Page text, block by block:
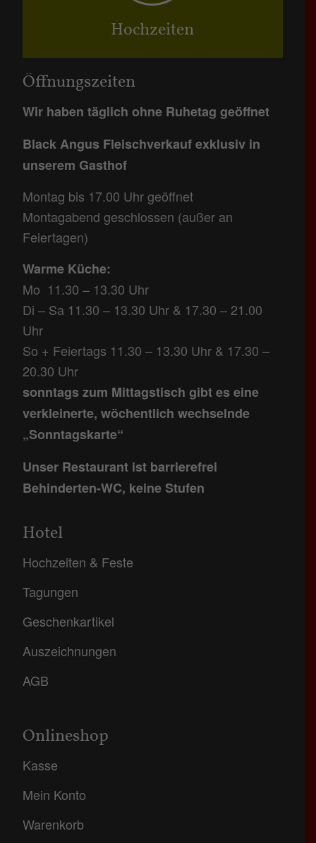
Hochzeiten
Öffnungszeiten
Wir haben täglich ohne Ruhetag geöffnet
Black Angus Fleischverkauf exklusiv in
unserem Gasthof
Montag bis 17.00 Uhr geöffnet
Montagabend geschlossen (außer an
Feiertagen)
Warme Küche:
Mo 11.30 – 13.30 Uhr
Di – Sa 11.30 – 13.30 Uhr & 17.30 – 21.00
Uhr
So + Feiertags 11.30 – 13.30 Uhr & 17.30 –
20.30 Uhr
sonntags zum Mittagstisch gibt es eine
verkleinerte, wöchentlich wechselnde
„Sonntagskarte“
Unser Restaurant ist barrierefrei
Behinderten-WC, keine Stufen
Hotel
Hochzeiten & Feste
Tagungen
Geschenkartikel
Auszeichnungen
AGB
Onlineshop
Kasse
Mein Konto
Warenkorb